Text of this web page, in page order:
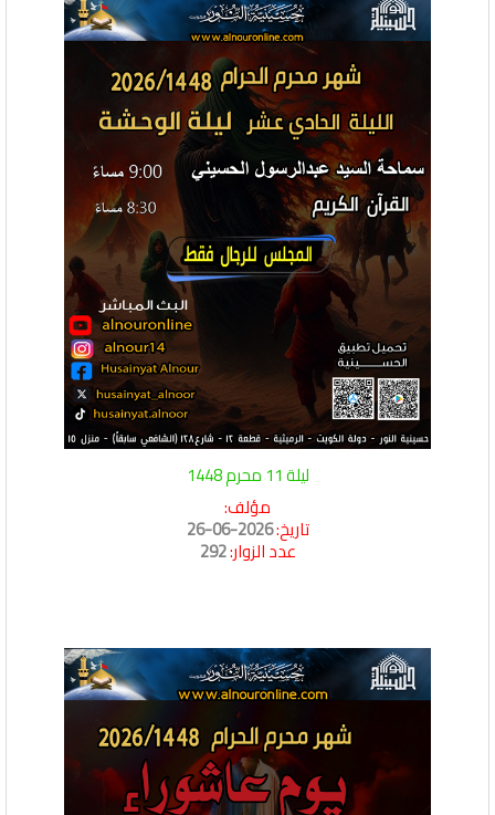
ليلة 11 محرم 1448
مؤلف:
تاريخ:2026-06-26
عدد الزوار:292